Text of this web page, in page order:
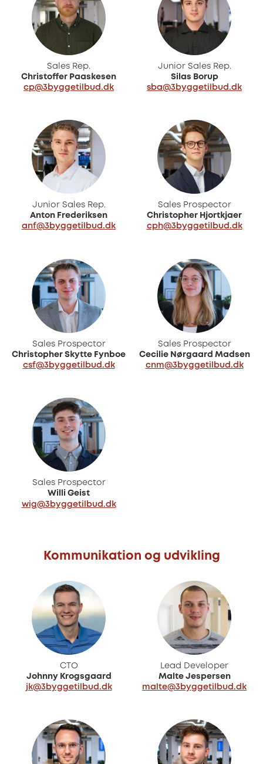
Sales Rep.
Christoffer Paaskesen
cp@3byggetilbud.dk
Junior Sales Rep.
Silas Borup
sba@3byggetilbud.dk
Junior Sales Rep.
Anton Frederiksen
anf@3byggetilbud.dk
Sales Prospector
Christopher Hjortkjaer
cph@3byggetilbud.dk
Sales Prospector
Christopher Skytte Fynboe
csf@3byggetilbud.dk
Sales Prospector
Cecilie Nørgaard Madsen
cnm@3byggetilbud.dk
Sales Prospector
Willi Geist
wig@3byggetilbud.dk
Kommunikation og udvikling
CTO
Johnny Krogsgaard
jk@3byggetilbud.dk
Lead Developer
Malte Jespersen
malte@3byggetilbud.dk